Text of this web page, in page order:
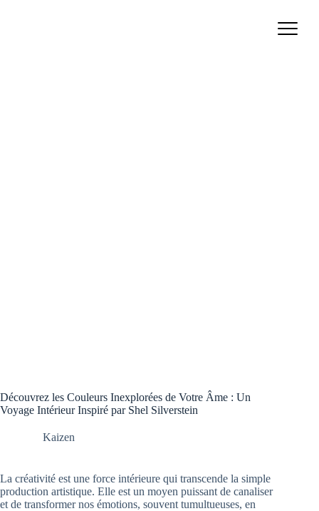
Découvrez les Couleurs Inexplorées de Votre Âme : Un
Voyage Intérieur Inspiré par Shel Silverstein
Kaizen
La créativité est une force intérieure qui transcende la simple
production artistique. Elle est un moyen puissant de canaliser
et de transformer nos émotions, souvent tumultueuses, en